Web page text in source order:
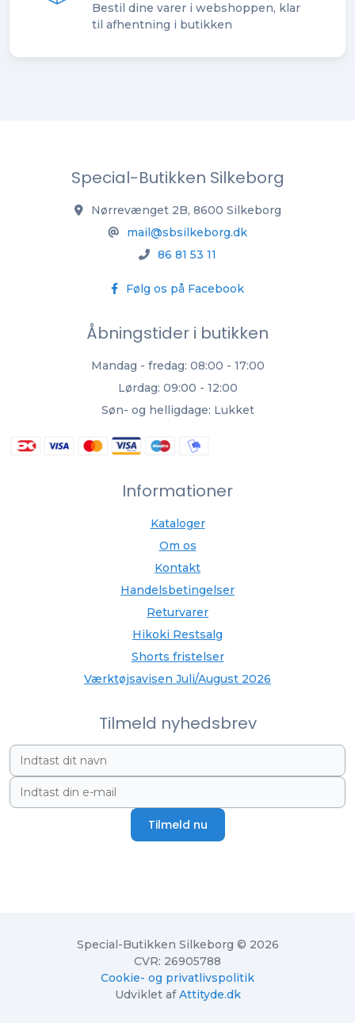
Bestil dine varer i webshoppen, klar
til afhentning i butikken
Special-Butikken Silkeborg
Nørrevænget 2B, 8600 Silkeborg
mail@sbsilkeborg.dk
86 81 53 11
Følg os på Facebook
Åbningstider i butikken
Mandag - fredag: 08:00 - 17:00
Lørdag: 09:00 - 12:00
Søn- og helligdage: Lukket
Informationer
Kataloger
Om os
Kontakt
Handelsbetingelser
Returvarer
Hikoki Restsalg
Shorts fristelser
Værktøjsavisen Juli/August 2026
Tilmeld nyhedsbrev
Tilmeld nu
Special-Butikken Silkeborg © 2026
CVR: 26905788
Cookie- og privatlivspolitik
Udviklet afAttityde.dk